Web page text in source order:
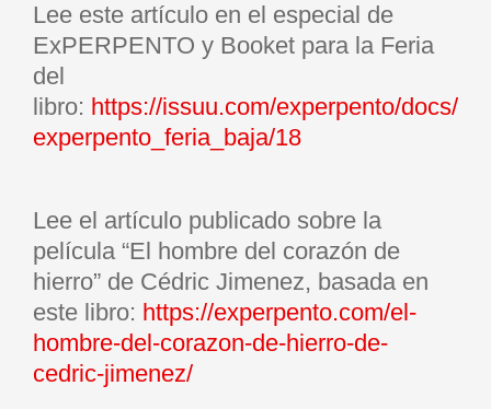
Lee este artículo en el especial de
ExPERPENTO y Booket para la Feria
del
libro: https://issuu.com/experpento/docs/
experpento_feria_baja/18
Lee el artículo publicado sobre la
película “El hombre del corazón de
hierro” de Cédric Jimenez, basada en
este libro: https://experpento.com/el-
hombre-del-corazon-de-hierro-de-
cedric-jimenez/